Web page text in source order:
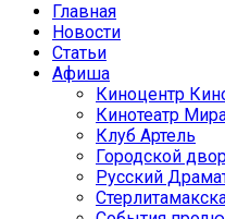
Главная
Новости
Статьи
Афиша
Киноцентр
Кинотеатр
Клуб Артель
Городской
Русский